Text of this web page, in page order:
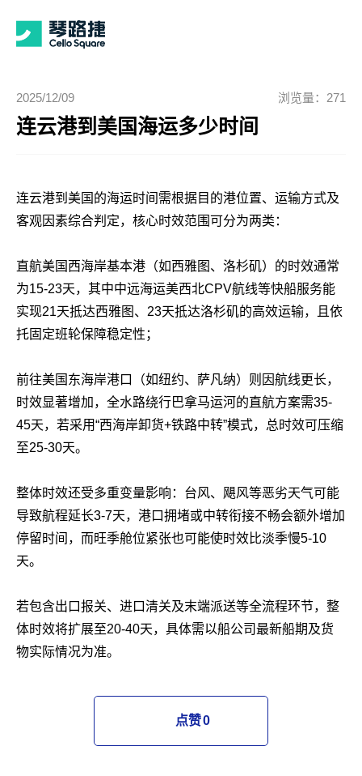
2025/12/09 浏览量：271
连云港到美国海运多少时间
连云港到美国的海运时间需根据目的港位置、运输方式及
客观因素综合判定，核心时效范围可分为两类：
直航美国西海岸基本港（如西雅图、洛杉矶）的时效通常
为15-23天，其中中远海运美西北CPV航线等快船服务能
实现21天抵达西雅图、23天抵达洛杉矶的高效运输，且依
托固定班轮保障稳定性；
前往美国东海岸港口（如纽约、萨凡纳）则因航线更长，
时效显著增加，全水路绕行巴拿马运河的直航方案需35-
45天，若采用“西海岸卸货+铁路中转”模式，总时效可压缩
至25-30天。
整体时效还受多重变量影响：台风、飓风等恶劣天气可能
导致航程延长3-7天，港口拥堵或中转衔接不畅会额外增加
停留时间，而旺季舱位紧张也可能使时效比淡季慢5-10
天。
若包含出口报关、进口清关及末端派送等全流程环节，整
体时效将扩展至20-40天，具体需以船公司最新船期及货
物实际情况为准。
点赞0